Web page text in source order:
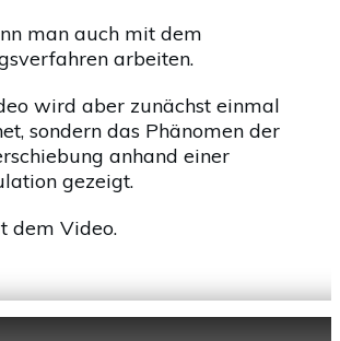
man auch mit dem
arbeiten.
wird aber zunächst einmal
sondern das Phänomen der
anhand einer
gezeigt.
dem Video.